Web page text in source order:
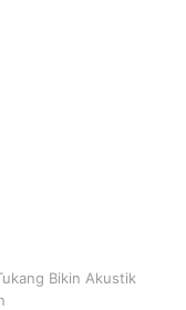
Bikin Akustik